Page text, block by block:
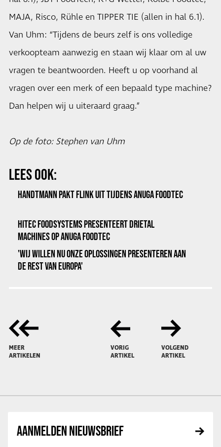
MAJA, Risco, Rühle en TIPPER TIE (allen in hal 6.1).
Van Uhm: “Tijdens de beurs zelf is ons volledige
verkoopteam aanwezig en staan wij klaar om al uw
vragen te beantwoorden. Heeft u op voorhand al
vragen over een merk of een bepaald type machine?
Dan helpen wij u uiteraard graag.”
Op de foto: Stephen van Uhm
LEES OOK:
HANDTMANN PAKT FLINK UIT TIJDENS ANUGA FOODTEC
HITEC FOODSYSTEMS PRESENTEERT DRIETAL
MACHINES OP ANUGA FOODTEC
'WIJ WILLEN NU ONZE OPLOSSINGEN PRESENTEREN AAN
DE REST VAN EUROPA'
MEER
ARTIKELEN
VORIG
ARTIKEL
VOLGEND
ARTIKEL
AANMELDEN NIEUWSBRIEF